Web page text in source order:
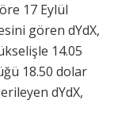
17 Eylül
gören dYdX,
14.05
18.50 dolar
dYdX,